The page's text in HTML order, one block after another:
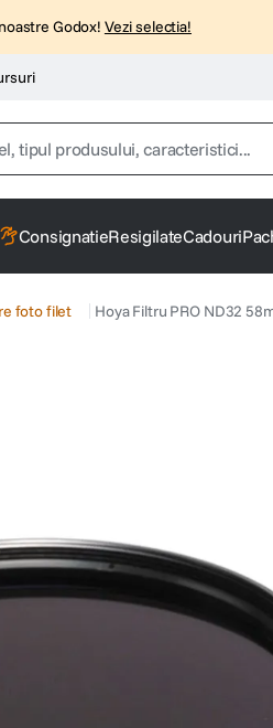
Godox! Vezi selectia!
produsului, caracteristici...
ConsignatieResigilateCadouri
foto filet Hoya Filtru PRO ND32